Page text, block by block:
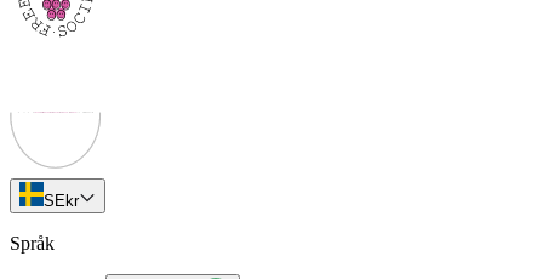
SEkr
Språk